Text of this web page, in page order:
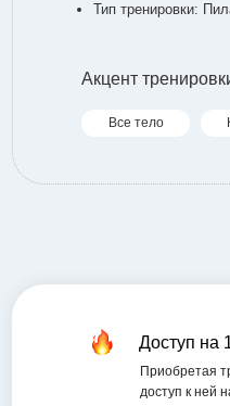
Тип тренировки:
Все тело
Акцент
Доступ на
Приобретая
доступ к ней